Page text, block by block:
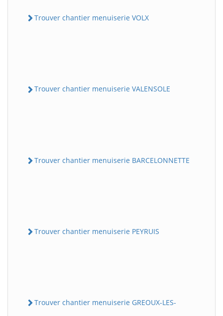
Trouver chantier menuiserie VOLX
Trouver chantier menuiserie VALENSOLE
Trouver chantier menuiserie BARCELONNETTE
Trouver chantier menuiserie PEYRUIS
Trouver chantier menuiserie GREOUX-LES-